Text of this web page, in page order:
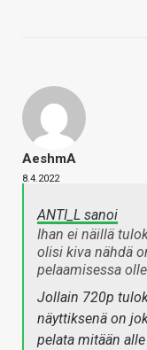
AeshmA
8.4.2022
ANTI_L sanoi
Ihan ei näillä
olisi kiva nähdä
pelaamisessa
Jollain 720p
näyttiksenä on
pelata mitään